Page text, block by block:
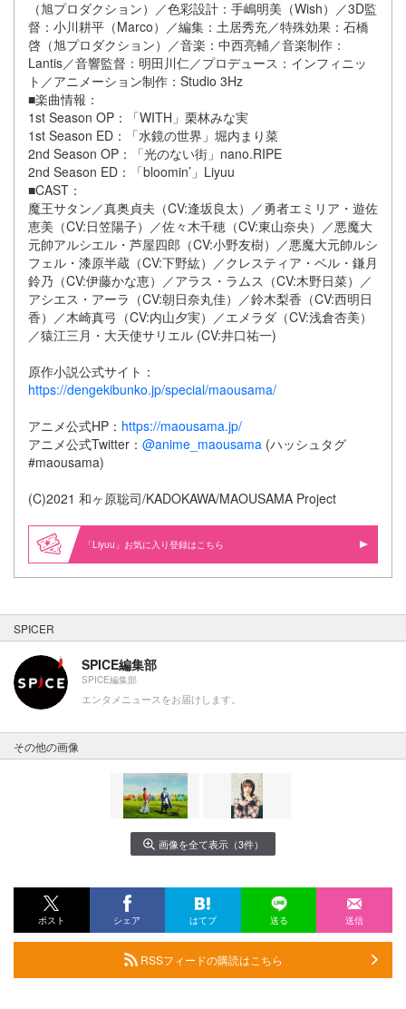
（旭プロダクション）／色彩設計：手嶋明美（Wish）／3D監
督：小川耕平（Marco）／編集：土居秀充／特殊効果：石橋
啓（旭プロダクション）／音楽：中西亮輔／音楽制作：
Lantis／音響監督：明田川仁／プロデュース：インフィニッ
ト／アニメーション制作：Studio 3Hz
■楽曲情報：
1st Season OP：「WITH」栗林みな実
1st Season ED：「水鏡の世界」堀内まり菜
2nd Season OP：「光のない街」nano.RIPE
2nd Season ED：「bloomin’」Liyuu
■CAST：
魔王サタン／真奥貞夫（CV:逢坂良太）／勇者エミリア・遊佐
恵美（CV:日笠陽子）／佐々木千穂（CV:東山奈央）／悪魔大
元帥アルシエル・芦屋四郎（CV:小野友樹）／悪魔大元帥ルシ
フェル・漆原半蔵（CV:下野紘）／クレスティア・ベル・鎌月
鈴乃（CV:伊藤かな恵）／アラス・ラムス（CV:木野日菜）／
アシエス・アーラ（CV:朝日奈丸佳）／鈴木梨香（CV:西明日
香）／木崎真弓（CV:内山夕実）／エメラダ（CV:浅倉杏美）
／猿江三月・大天使サリエル (CV:井口祐一)
原作小説公式サイト：
https://dengekibunko.jp/special/maousama/
アニメ公式HP： https://maousama.jp/
アニメ公式Twitter： @anime_maousama (ハッシュタグ
#maousama)
(C)2021 和ヶ原聡司/KADOKAWA/MAOUSAMA Project
「Liyuu」お気に入り登録はこちら
SPICER
SPICE編集部
SPICE編集部
エンタメニュースをお届けします。
その他の画像
画像を全て表示（3件）
ポスト シェア はてブ 送る 送信
RSSフィードの購読はこちら